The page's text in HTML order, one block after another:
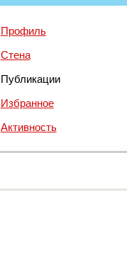
Профиль
Стена
Публикации
Избранное
Активность